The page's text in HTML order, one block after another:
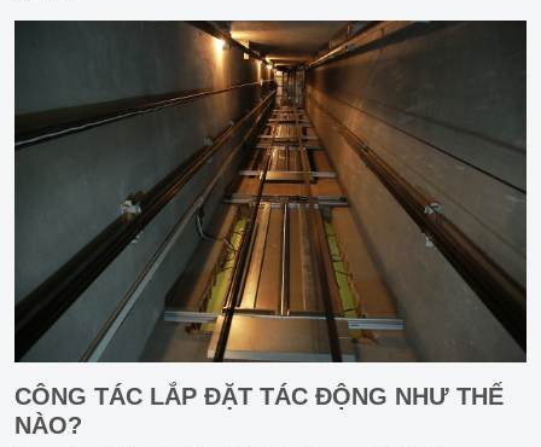
CÔNG TÁC LẮP ĐẶT TÁC ĐỘNG NHƯ THẾ
NÀO?